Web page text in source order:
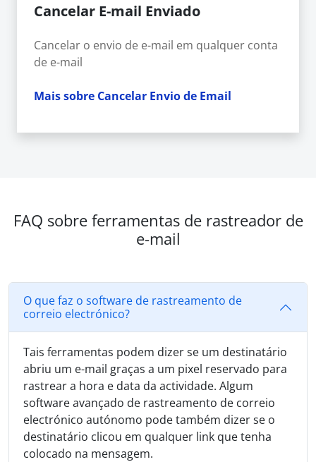
Cancelar E-mail Enviado
Cancelar o envio de e-mail em qualquer conta
de e-mail
Mais sobre Cancelar Envio de Email
FAQ sobre ferramentas de rastreador de
e-mail
O que faz o software de rastreamento de
correio electrónico?
Tais ferramentas podem dizer se um destinatário
abriu um e-mail graças a um pixel reservado para
rastrear a hora e data da actividade. Algum
software avançado de rastreamento de correio
electrónico autónomo pode também dizer se o
destinatário clicou em qualquer link que tenha
colocado na mensagem.